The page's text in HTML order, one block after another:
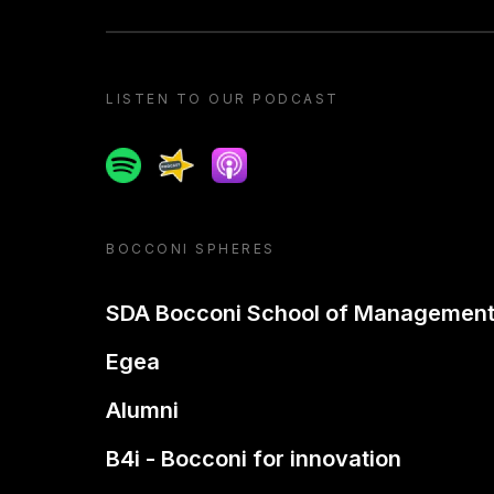
LISTEN TO OUR PODCAST
SpotifySpreakerApple podcast
BOCCONI SPHERES
SDA Bocconi School of Management
Egea
Alumni
B4i - Bocconi for innovation